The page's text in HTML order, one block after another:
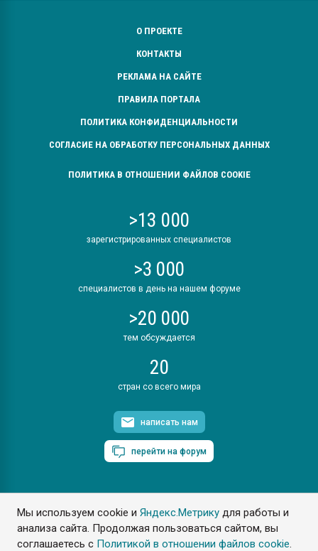
Мы используем cookie иЯндекс.Метрику для работы и
анализа сайта. Продолжая пользоваться сайтом, вы
соглашаетесь с Политикой в отношении файлов cookie.
О ПРОЕКТЕ
КОНТАКТЫ
РЕКЛАМА НА САЙТЕ
ПРАВИЛА ПОРТАЛА
ПОЛИТИКА КОНФИДЕНЦИАЛЬНОСТИ
СОГЛАСИЕ НА ОБРАБОТКУ ПЕРСОНАЛЬНЫХ ДАННЫХ
ПОЛИТИКА В ОТНОШЕНИИ ФАЙЛОВ COOKIE
>13 000
зарегистрированных специалистов
>3 000
специалистов в день на нашем форуме
>20 000
тем обсуждается
20
стран со всего мира
написать нам
перейти на форум
ПластЭксперт © 2006. Все права защищены
Разрешается копирование материалов сайта с обязательной
ссылкой на www.e-plastic.ru